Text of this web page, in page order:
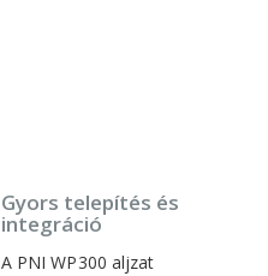
Gyors telepítés és
integráció
A PNI WP300 aljzat